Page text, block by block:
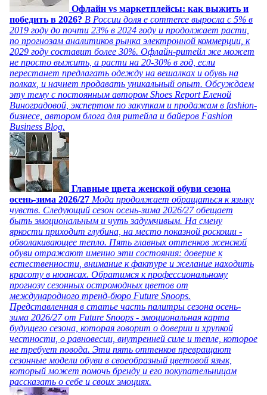
Офлайн vs маркетплейсы: как выжить и
победить в 2026? В России доля e commerce выросла с 5% в
2019 году до почти 23% в 2024 году и продолжает расти,
по прогнозам аналитиков рынка электронной коммерции, к
2029 году составит более 30%. Офлайн-ритейл же может
не просто выжить, а расти на 20-30% в год, если
перестанет предлагать одежду на вешалках и обувь на
полках, и начнет продавать уникальный опыт. Обсуждаем
эту тему с постоянным автором Shoes Report Еленой
Виноградовой, экспертом по закупкам и продажам в fashion-
бизнесе, автором блога для ритейла и байеров Fashion
Business Blog.
Главные цвета женской обуви сезона
осень-зима 2026/27 Мода продолжает обращаться к языку
чувств. Следующий сезон осень-зима 2026/27 обещает
быть эмоциональным и чуть задумчивым. На смену
яркости приходит глубина, на место показной роскоши -
обволакивающее тепло. Пять главных оттенков женской
обуви отражают именно эти состояния: доверие к
естественности, внимание к фактуре и желание находить
красоту в нюансах. Обратимся к профессиональному
прогнозу сезонных остромодных цветов от
международного тренд-бюро Future Snoops.
Представленная в статье часть палитры сезона осень-
зима 2026/27 от Future Snoops - эмоциональная карта
будущего сезона, которая говорит о доверии и хрупкой
честности, о равновесии, внутренней силе и тепле, которое
не требует повода. Эти пять оттенков превращают
сезонные модели обуви в своеобразный цветовой язык,
который может помочь бренду и его покупательницам
рассказать о себе и своих эмоциях.